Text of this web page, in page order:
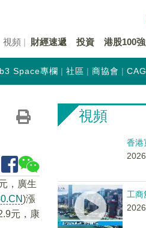
視頻 財經速遞 投資 港股100強
Space專欄 社區 商協會
，廣生
)漲
元，康
視頻
香港
工商